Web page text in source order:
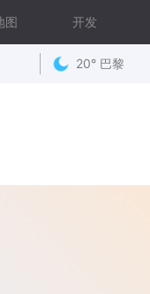
图 开发
20° 巴黎